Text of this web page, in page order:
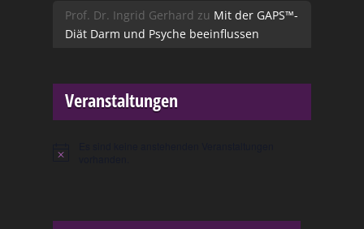
Prof. Dr. Ingrid Gerhard zu Mit der GAPS™-
Diät Darm und Psyche beeinflussen
Veranstaltungen
Hinweis